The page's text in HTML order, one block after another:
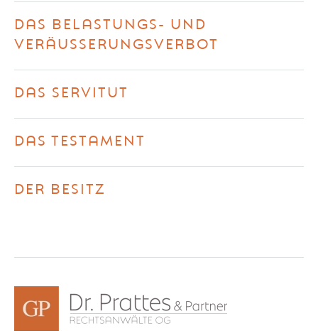
DAS BELASTUNGS- UND
VERÄUSSERUNGSVERBOT
DAS SERVITUT
DAS TESTAMENT
DER BESITZ